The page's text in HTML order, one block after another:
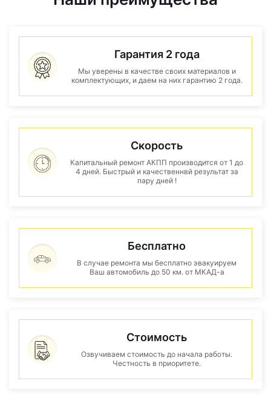
Гарантия 2 года
Мы уверены в качестве своих материалов и
комплектующих, и даем на них гарантию 2 года.
Скорость
Капитальный ремонт АКПП производится от 1 до
4 дней. Быстрый и качественнвй результат за
пару дней !
Бесплатно
В случае ремонта мы бесплатно эвакуируем
Ваш автомобиль до 50 км. от МКАД-а
Стоимость
Озвучиваем стоимость до начала работы.
Честность в приоритете.